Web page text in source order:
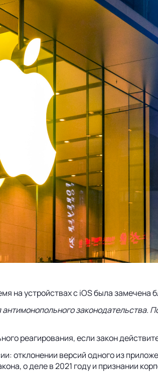
на устройствах с iOS была
законодательства.
реагирования, если закон
отклонении версий одного из
о деле в 2021 году и признании